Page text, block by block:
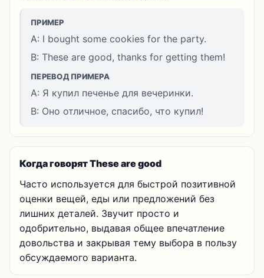
ПРИМЕР
A: I bought some cookies for the party.
B: These are good, thanks for getting them!
ПЕРЕВОД ПРИМЕРА
A: Я купил печенье для вечеринки.
B: Оно отличное, спасибо, что купил!
Когда говорят These are good
Часто используется для быстрой позитивной
оценки вещей, еды или предложений без
лишних деталей. Звучит просто и
одобрительно, выдавая общее впечатление
довольства и закрывая тему выбора в пользу
обсуждаемого варианта.